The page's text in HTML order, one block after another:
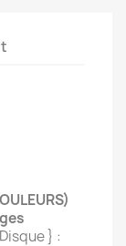
} :